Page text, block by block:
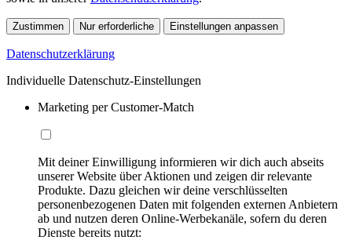
Zustimmen Nur erforderliche Einstellungen anpassen
Datenschutzerklärung
Individuelle Datenschutz-Einstellungen
Marketing per Customer-Match
Mit deiner Einwilligung informieren wir dich auch abseits
unserer Website über Aktionen und zeigen dir relevante
Produkte. Dazu gleichen wir deine verschlüsselten
personenbezogenen Daten mit folgenden externen Anbietern
ab und nutzen deren Online-Werbekanäle, sofern du deren
Dienste bereits nutzt: